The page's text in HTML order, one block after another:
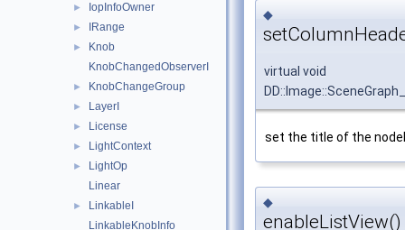
► IopInfoOwner
► IRange
►
Knob
KnobChangedObserverI
► KnobChangeGroup
► LayerI
► License
► LightContext
►
LightOp
Linear
►
LinkableI
LinkableKnobInfo
◆
virtual void
set the title of the
◆
enableListView()